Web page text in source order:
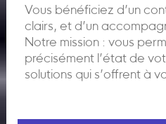
Vous bénéficiez d’un
clairs, et d’un
Notre mission : vous
précisément l’état de
solutions qui s’offrent à